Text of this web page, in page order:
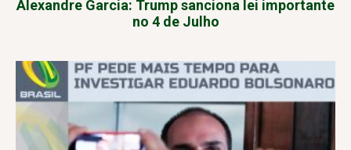
Alexandre Garcia: Trump sanciona lei importante
no 4 de Julho